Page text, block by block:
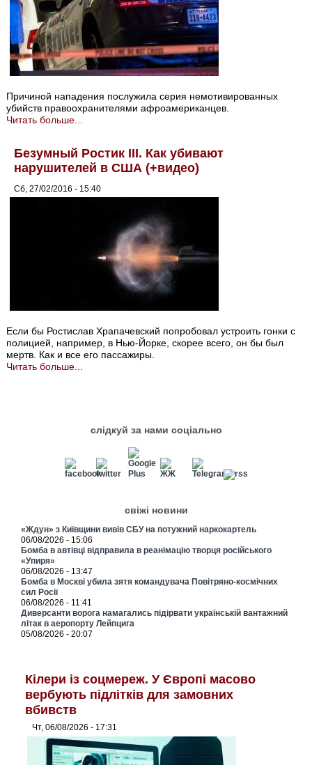
Причиной нападения послужила серия немотивированных
убийств правоохранителями афроамериканцев.
Читать больше...
Безумный Ростик III. Как убивают
нарушителей в США (+видео)
Сб, 27/02/2016 - 15:40
Если бы Ростислав Храпачевский попробовал устроить гонки с
полицией, например, в Нью-Йорке, скорее всего, он бы был
мертв. Как и все его пассажиры.
Читать больше...
слідкуй за нами соціально
свіжі новини
«Ждун» з Київщини вивів СБУ на потужний наркокартель
06/08/2026 - 15:06
Бомба в автівці відправила в реанімацію творця російського
«Упиря»
06/08/2026 - 13:47
Бомба в Москві убила зятя командувача Повітряно-космічних
сил Росії
06/08/2026 - 11:41
Диверсанти ворога намагались підірвати українській вантажний
літак в аеропорту Лейпцига
05/08/2026 - 20:07
Кілери із соцмереж. У Європі масово
вербують підлітків для замовних
вбивств
Чт, 06/08/2026 - 17:31